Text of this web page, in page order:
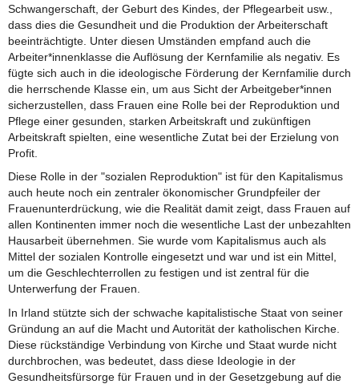
Schwangerschaft, der Geburt des Kindes, der Pflegearbeit usw.,
dass dies die Gesundheit und die Produktion der Arbeiterschaft
beeinträchtigte. Unter diesen Umständen empfand auch die
Arbeiter*innenklasse die Auflösung der Kernfamilie als negativ. Es
fügte sich auch in die ideologische Förderung der Kernfamilie durch
die herrschende Klasse ein, um aus Sicht der Arbeitgeber*innen
sicherzustellen, dass Frauen eine Rolle bei der Reproduktion und
Pflege einer gesunden, starken Arbeitskraft und zukünftigen
Arbeitskraft spielten, eine wesentliche Zutat bei der Erzielung von
Profit.
Diese Rolle in der "sozialen Reproduktion" ist für den Kapitalismus
auch heute noch ein zentraler ökonomischer Grundpfeiler der
Frauenunterdrückung, wie die Realität damit zeigt, dass Frauen auf
allen Kontinenten immer noch die wesentliche Last der unbezahlten
Hausarbeit übernehmen. Sie wurde vom Kapitalismus auch als
Mittel der sozialen Kontrolle eingesetzt und war und ist ein Mittel,
um die Geschlechterrollen zu festigen und ist zentral für die
Unterwerfung der Frauen.
In Irland stützte sich der schwache kapitalistische Staat von seiner
Gründung an auf die Macht und Autorität der katholischen Kirche.
Diese rückständige Verbindung von Kirche und Staat wurde nicht
durchbrochen, was bedeutet, dass diese Ideologie in der
Gesundheitsfürsorge für Frauen und in der Gesetzgebung auf die